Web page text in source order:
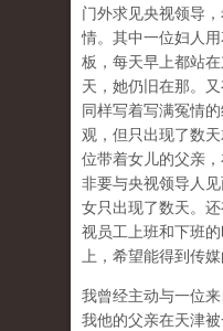
门外求见央视领导
情。其中一位妇人
板，每天早上都站
天，她仍旧在那。
同样写着写满冤情
观，但只出现了数
位带着女儿的父亲
非要与央视领导人
女只出现了数天。
视员工上班和下班
上，希望能得到传
我曾经主动与一位
我他的父亲在天津